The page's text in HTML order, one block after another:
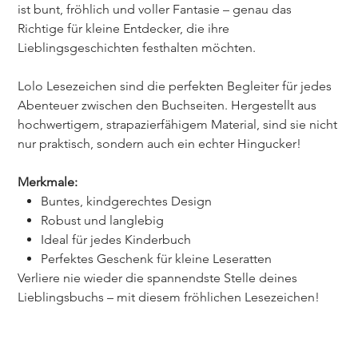
ist bunt, fröhlich und voller Fantasie – genau das
Richtige für kleine Entdecker, die ihre
Lieblingsgeschichten festhalten möchten.
Lolo Lesezeichen sind die perfekten Begleiter für jedes
Abenteuer zwischen den Buchseiten. Hergestellt aus
hochwertigem, strapazierfähigem Material, sind sie nicht
nur praktisch, sondern auch ein echter Hingucker!
Merkmale:
Buntes, kindgerechtes Design
Robust und langlebig
Ideal für jedes Kinderbuch
Perfektes Geschenk für kleine Leseratten
Verliere nie wieder die spannendste Stelle deines
Lieblingsbuchs – mit diesem fröhlichen Lesezeichen!